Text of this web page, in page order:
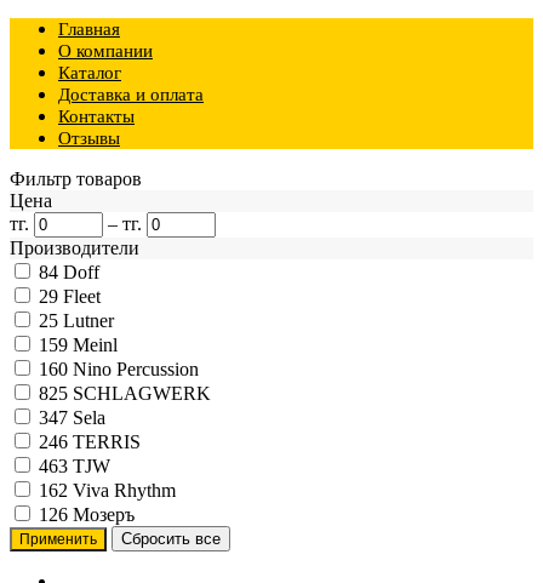
Главная
О компании
Каталог
Доставка и оплата
Контакты
Отзывы
Фильтр товаров
Цена
тг.
– тг.
Производители
84 Doff
29 Fleet
25 Lutner
159 Meinl
160 Nino Percussion
825 SCHLAGWERK
347 Sela
246 TERRIS
463 TJW
162 Viva Rhythm
126 Мозеръ